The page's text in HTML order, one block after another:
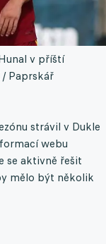
v příští
/ Paprskář
strávil v Dukle
webu
se aktivně řešit
mělo být několik